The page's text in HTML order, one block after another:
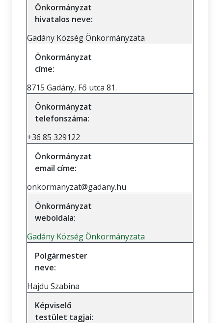
Önkormányzat
hivatalos neve:
Gadány Község Önkormányzata
Önkormányzat
címe:
8715 Gadány, Fő utca 81.
Önkormányzat
telefonszáma:
+36 85 329122
Önkormányzat
email címe:
onkormanyzat@gadany.hu
Önkormányzat
weboldala:
Gadány Község Önkormányzata
Polgármester
neve:
Hajdu Szabina
Képviselő
testület tagjai: